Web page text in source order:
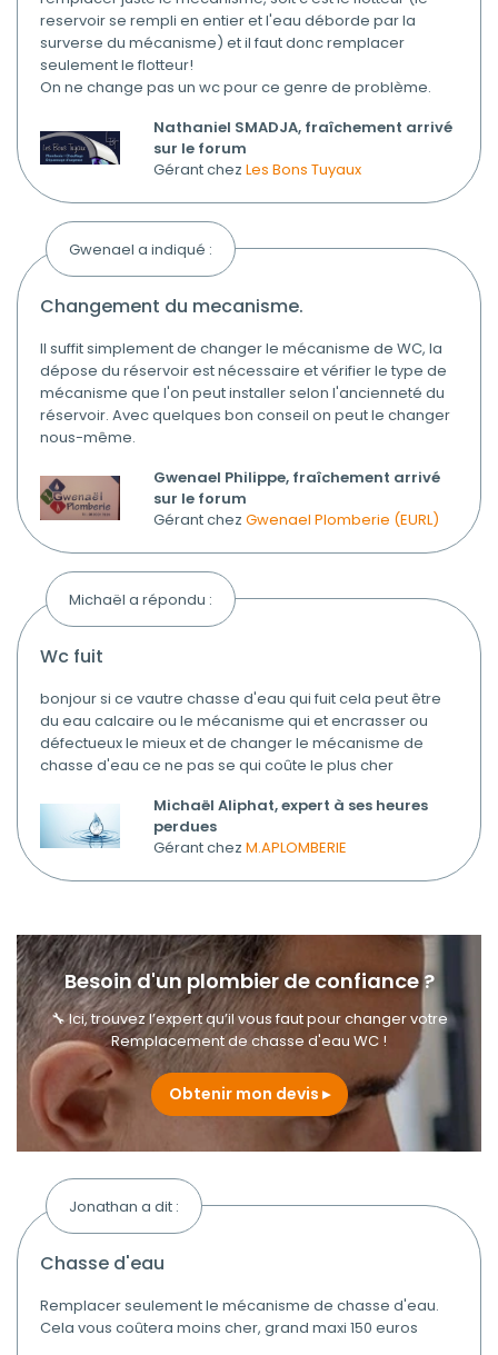
reservoir se rempli en entier et l'eau déborde par la
surverse du mécanisme) et il faut donc remplacer
seulement le flotteur!
On ne change pas un wc pour ce genre de problème.
Nathaniel SMADJA, fraîchement arrivé
sur le forum
Gérant chez Les Bons Tuyaux
Gwenael a indiqué :
changement du mecanisme.
Il suffit simplement de changer le mécanisme de WC, la
dépose du réservoir est nécessaire et vérifier le type de
mécanisme que l'on peut installer selon l'ancienneté du
réservoir. Avec quelques bon conseil on peut le changer
nous-même.
Gwenael Philippe, fraîchement arrivé
sur le forum
Gérant chez Gwenael Plomberie (EURL)
Michaël a répondu :
wc fuit
bonjour si ce vautre chasse d'eau qui fuit cela peut être
du eau calcaire ou le mécanisme qui et encrasser ou
défectueux le mieux et de changer le mécanisme de
chasse d'eau ce ne pas se qui coûte le plus cher
Michaël Aliphat, expert à ses heures
perdues
Gérant chez M.APLOMBERIE
Besoin d'un plombier de confiance ?
🔧 Ici, trouvez l’expert qu’il vous faut pour changer votre
Remplacement de chasse d'eau WC !
Obtenir mon devis
Jonathan a dit :
chasse d'eau
Remplacer seulement le mécanisme de chasse d'eau.
Cela vous coûtera moins cher, grand maxi 150 euros